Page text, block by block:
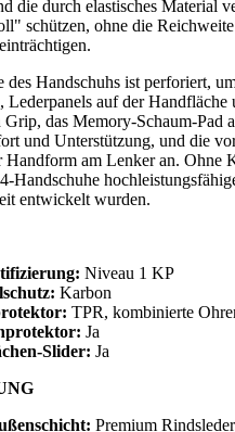
die durch elastisches Material
schützen, ohne die
des Handschuhs ist perforiert,
Lederpanels auf der Handfläche
Grip, das Memory-Schaum-Pad
und Unterstützung, und die
Handform am Lenker an. Ohne
Handschuhe
entwickelt wurden.
Niveau 1 KP
Karbon
TPR, kombinierte
Ja
Slider: Ja
Premium Rindsleder